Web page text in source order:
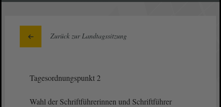
Zurück zur Landtagssitzung
Tagesordnungspunkt 2
Wahl der Schriftführerinnen und Schriftführer